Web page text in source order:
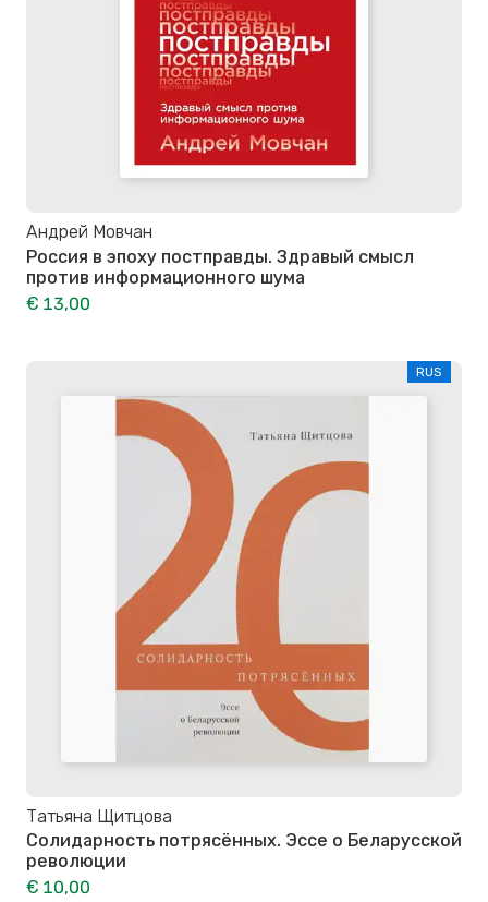
Андрей Мовчан
Россия в эпоху постправды. Здравый смысл
против информационного шума
€ 13,00
RUS
Татьяна Щитцова
Солидарность потрясённых. Эссе о Беларусской
революции
€ 10,00